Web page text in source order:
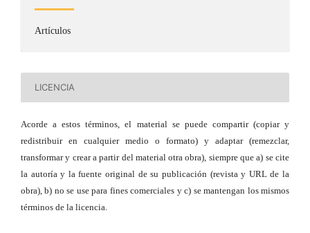
Artículos
LICENCIA
Acorde a estos términos, el material se puede compartir (copiar y
redistribuir en cualquier medio o formato) y adaptar (remezclar,
transformar y crear a partir del material otra obra), siempre que a) se cite
la autoría y la fuente original de su publicación (revista y URL de la
obra), b) no se use para fines comerciales y c) se mantengan los mismos
términos de la licencia.